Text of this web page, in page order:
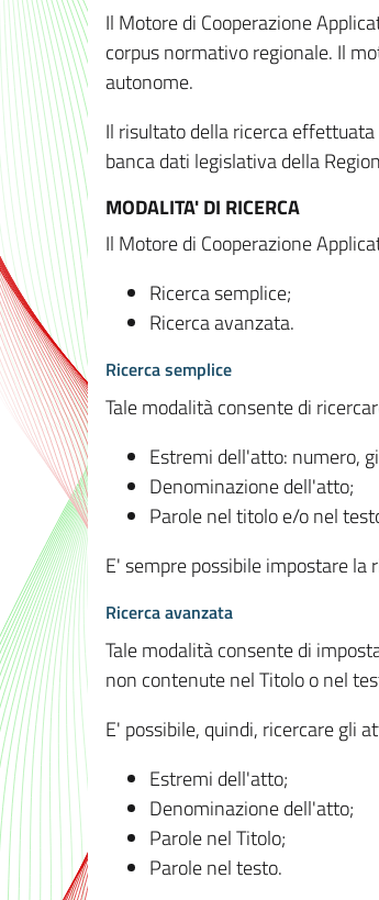
Il Motore di Cooperazione
corpus normativo regionale. Il
autonome.
Il risultato della ricerca
banca dati legislativa della
MODALITA' DI RICERCA
Il Motore di Cooperazione
Ricerca semplice;
Ricerca avanzata.
Ricerca semplice
Tale modalità consente di
Estremi dell'atto: numero,
Denominazione dell'atto;
Parole nel titolo e/o nel
E' sempre possibile impostare
Ricerca avanzata
Tale modalità consente di
non contenute nel Titolo o nel
E' possibile, quindi, ricercare gli
Estremi dell'atto;
Denominazione dell'atto;
Parole nel Titolo;
Parole nel testo.